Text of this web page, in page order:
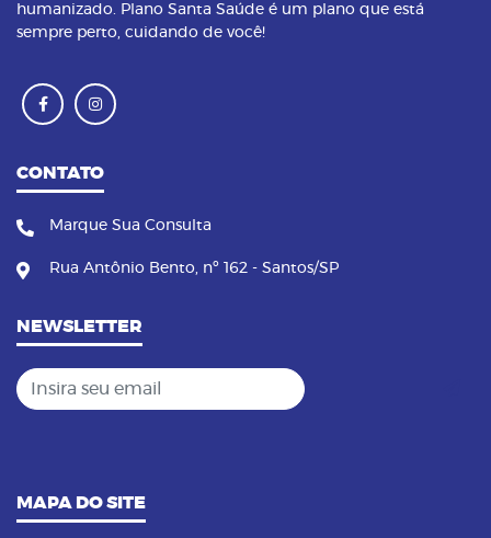
humanizado. Plano Santa Saúde é um plano que está
sempre perto, cuidando de você!
CONTATO
Marque Sua Consulta
Rua Antônio Bento, nº 162 - Santos/SP
NEWSLETTER
Insira seu email
MAPA DO SITE